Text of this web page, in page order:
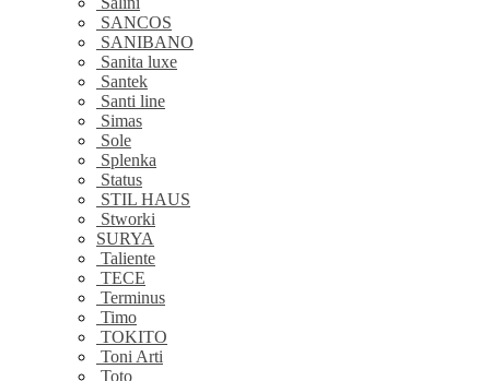
SANCOS
SANIBANO
Sanita luxe
Santek
Santi line
Simas
Sole
Splenka
Status
STIL HAUS
Stworki
SURYA
Taliente
TECE
Terminus
Timo
TOKITO
Toni Arti
Toto